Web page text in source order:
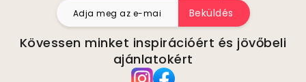
Beküldés
Kövessen minket inspirációért és jövőbeli
ajánlatokért